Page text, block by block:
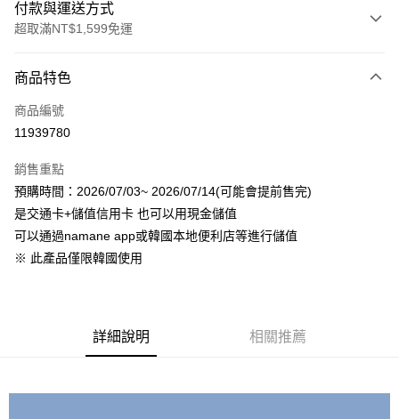
付款與運送方式
超取滿NT$1,599免運
信用卡一次付款
超商取貨付款
Apple Pay
街口支付
悠遊付
【關於「AFTEE先享後付」】
AFTEE先享後付是「在收到商品之後才付款」的支付方式。 讓您購物簡單
２．便利：只要手機號碼，簡訊認證，即可結帳。
商品特色
商品編號
11939780
銷售重點
預購時間：2026/07/03~ 2026/07/14(可能會提前售完)
是交通卡+儲值信用卡 也可以用現金儲值
可以通過namane app或韓國本地便利店等進行儲值
※ 此產品僅限韓國使用
詳細說明 相關推薦